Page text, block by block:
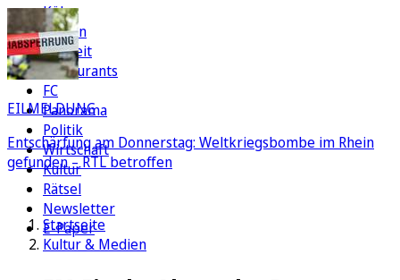
Köln
Region
Freizeit
Restaurants
FC
Panorama
Politik
Wirtschaft
Kultur
Rätsel
Newsletter
E-Paper
EILMELDUNG
Entschärfung am Donnerstag: Weltkriegsbombe im Rhein
gefunden – RTL betroffen
Startseite
Kultur & Medien